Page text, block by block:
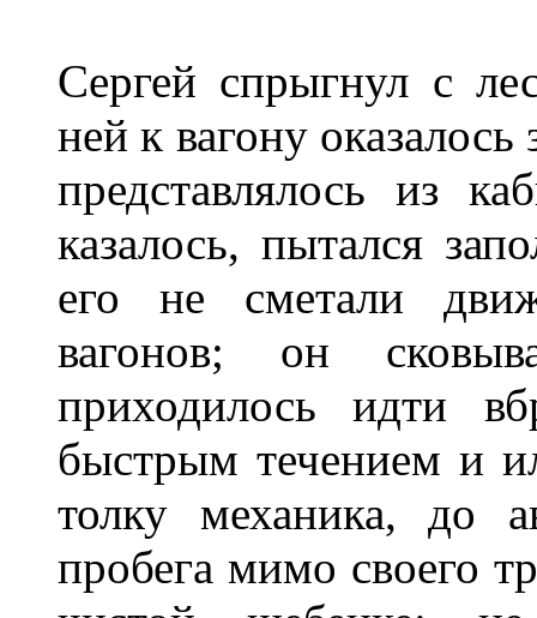
Сергей спрыгнул с
ней к вагону
представлялось из
казалось, пытался
его не сметали
вагонов; он
приходилось идти
быстрым течением и
толку механика, до
пробега мимо своего